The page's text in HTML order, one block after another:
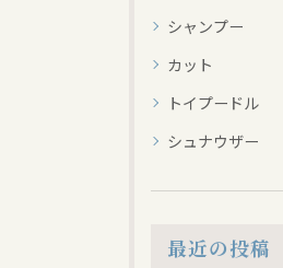
シャンプー
カット
トイプードル
シュナウザー
最近の投稿